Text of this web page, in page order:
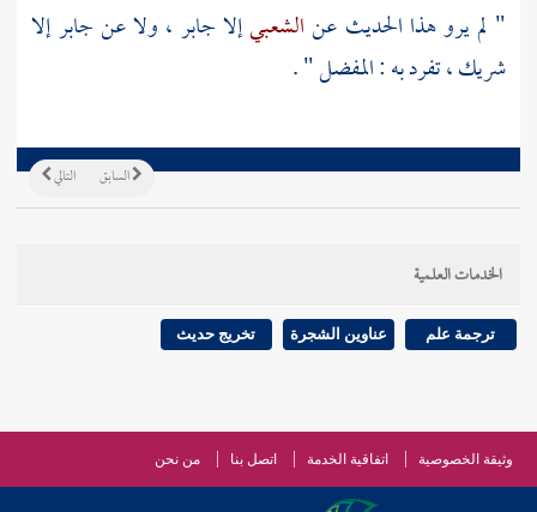
" لم يرو هذا الحديث عنالشعبيإلاجابر ، ولا عنجابرإلا
شريك، تفرد به :المفضل" .
التالي السابق
الخدمات العلمية
ترجمة علم عناوين الشجرة تخريج حديث
وثيقة الخصوصية اتفاقية الخدمة اتصل بنا من نحن